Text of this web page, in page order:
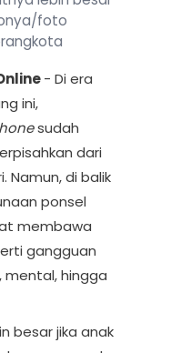
foto
- Di era
ini,
sudah
dari
Namun, di balik
ponsel
membawa
gangguan
mental, hingga
besar jika anak